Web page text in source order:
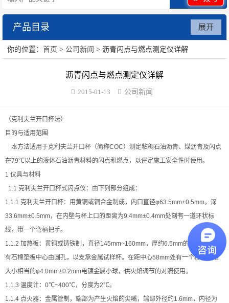
产品目录
水泥砂浆类试验仪器
混凝土类检测设备
陶瓷砖系列
土工类试验仪器
建筑节能类试验仪器
展开
你的位置：首页 > 公司新闻 > 沥青闪点与燃点测定仪详解
沥青闪点与燃点测定仪详解
2015-01-13 公司新闻
（克利夫兰开口杯法）
目的与适用范围
本方法适用于克利夫兰开口杯（简称COC）测定粘稠石油沥青、煤沥青及闪点
在79℃以上的液体石油沥青材料的闪点和燃点，以评定施工安全性时使用。
1 仪具与材料
1.1 克利夫兰开口杯式闪点仪：由下列部分组成：
1.1.1 克利夫兰开口杯：用黄铜或铜合金制成，内口直径φ63.5mm±0.5mm，深
33.6mm±0.5mm，在内壁与杯上口的距离为9.4mm±0.4mm处刻有一道环状标
线，带一个弯柄把手。
1.1.2 加热板：黄铜或铸铁制，直径145mm~160mm，厚约6.5mm的金属板，上
有石棉垫板中心由圆孔，以支承金属试样杯。在距中心58mm处有一个标准试焰
大小相当的φ4.0mm±0.2mm电镀金属小球，供火焰调节的对照使用。
1.1.3 温度计：0℃~400℃，分度为2℃。
1.1.4 点火器：金属管制，端部为产生火焰的尖嘴，端部外径约1.6mm，内径为